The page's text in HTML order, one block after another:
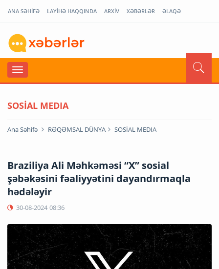
ANA SƏHİFƏ LAYİHƏ HAQQINDA ARXİV XƏBƏRLƏR ƏLAQƏ
SOSİAL MEDIA
Ana Səhifə RƏQƏMSAL DÜNYA SOSİAL MEDIA
Braziliya Ali Məhkəməsi “X” sosial
şəbəkəsini fəaliyyətini dayandırmaqla
hədələyir
30-08-2024 08:36